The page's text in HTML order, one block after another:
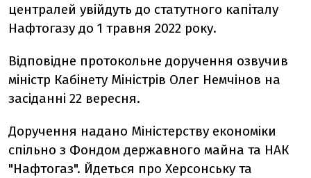
централей увійдуть до статутного капіталу
Нафтогазу до 1 травня 2022 року.
Відповідне протокольне доручення озвучив
міністр Кабінету Міністрів Олег Немчінов на
засіданні 22 вересня.
Доручення надано Міністерству економіки
спільно з Фондом державного майна та НАК
"Нафтогаз". Йдеться про Херсонську та